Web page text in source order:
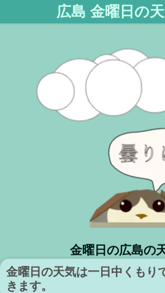
広島 金曜日の
金曜日の広島の
金曜日の天気は一日中くもり
きます。